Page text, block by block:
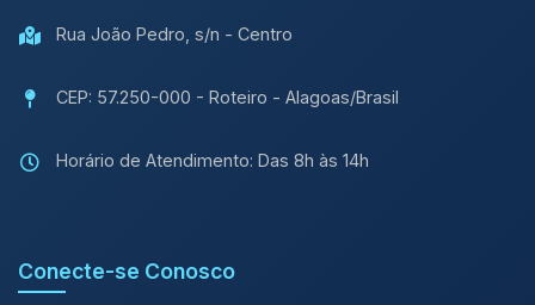
Rua João Pedro, s/n - Centro
CEP: 57.250-000 - Roteiro - Alagoas/Brasil
Horário de Atendimento: Das 8h às 14h
Conecte-se Conosco